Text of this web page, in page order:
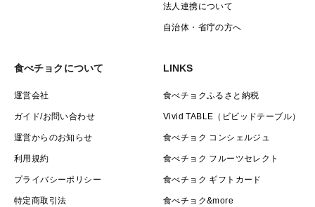
法人連携について
自治体・省庁の方へ
食べチョクについて
運営会社
ガイド/お問い合わせ
運営からのお知らせ
利用規約
プライバシーポリシー
特定商取引法
LINKS
食べチョクふるさと納税
Vivid TABLE（ビビッドテーブル）
食べチョク コンシェルジュ
食べチョク フルーツセレクト
食べチョク ギフトカード
食べチョク&more